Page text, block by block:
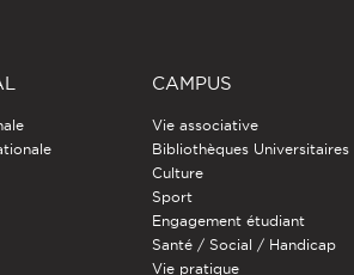
CAMPUS
Vie associative
Bibliothèques Universitaires
Culture
Sport
Engagement étudiant
Santé / Social / Handicap
Vie pratique